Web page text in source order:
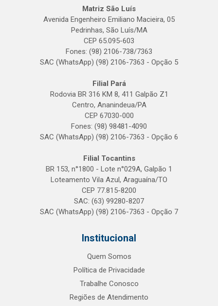
Matriz São Luís
Avenida Engenheiro Emiliano Macieira, 05
Pedrinhas, São Luís/MA
CEP 65.095-603
Fones: (98) 2106-738/7363
SAC (WhatsApp) (98) 2106-7363 - Opção 5
Filial Pará
Rodovia BR 316 KM 8, 411 Galpão Z1
Centro, Ananindeua/PA
CEP 67030-000
Fones: (98) 98481-4090
SAC (WhatsApp) (98) 2106-7363 - Opção 6
Filial Tocantins
BR 153, n°1800 - Lote n°029A, Galpão 1
Loteamento Vila Azul, Araguaína/TO
CEP 77.815-8200
SAC: (63) 99280-8207
SAC (WhatsApp) (98) 2106-7363 - Opção 7
Institucional
Quem Somos
Política de Privacidade
Trabalhe Conosco
Regiões de Atendimento